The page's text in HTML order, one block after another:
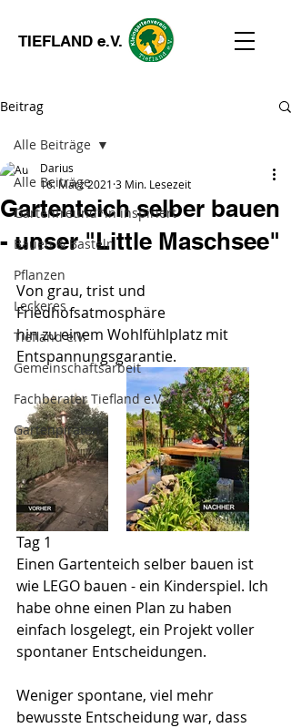
TIEFLAND e.V.
Beitrag
Alle Beiträge
Gartenfreund*in inspiriert
Bauen & Basteln
Pflanzen
Leckeres
Tiefland e.V.
Gemeinschaftsarbeit
Fachberater Tiefland e.V.
Gartenpiraten
Alle Beiträge
Gartenteich selber bauen
- unser "Little Maschsee"
Darius
16. März 2021 3 Min. Lesezeit
Von grau, trist und
Friedhofsatmosphäre
hin zu einem Wohlfühlplatz mit
Entspannungsgarantie.
Tag 1
Einen Gartenteich selber bauen ist
wie LEGO bauen - ein Kinderspiel. Ich
habe ohne einen Plan zu haben
einfach losgelegt, ein Projekt voller
spontaner Entscheidungen.
Weniger spontane, viel mehr
bewusste Entscheidung war, dass